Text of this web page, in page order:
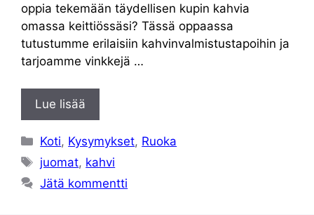
oppia tekemään täydellisen kupin kahvia
omassa keittiössäsi? Tässä oppaassa
tutustumme erilaisiin kahvinvalmistustapoihin ja
tarjoamme vinkkejä …
Lue lisää
Kategoriat
Koti, Kysymykset, Ruoka
Avainsanat
juomat, kahvi
Jätä kommentti